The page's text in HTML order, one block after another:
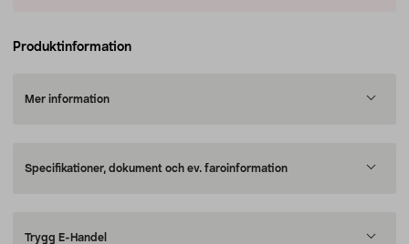
Produktinformation
Mer information
Specifikationer, dokument och ev. faroinformation
Trygg E-Handel